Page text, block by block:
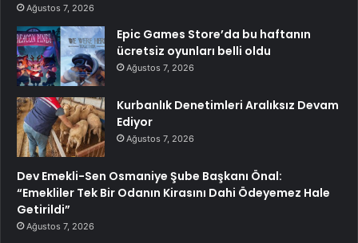
Ağustos 7, 2026
Epic Games Store’da bu haftanın
ücretsiz oyunları belli oldu
Ağustos 7, 2026
Kurbanlık Denetimleri Aralıksız Devam
Ediyor
Ağustos 7, 2026
Dev Emekli-Sen Osmaniye Şube Başkanı Önal:
“Emekliler Tek Bir Odanın Kirasını Dahi Ödeyemez Hale
Getirildi”
Ağustos 7, 2026